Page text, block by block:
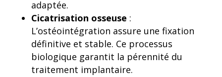
adaptée.
Cicatrisation osseuse :
L’ostéointégration assure une fixation
définitive et stable. Ce processus
biologique garantit la pérennité du
traitement implantaire.